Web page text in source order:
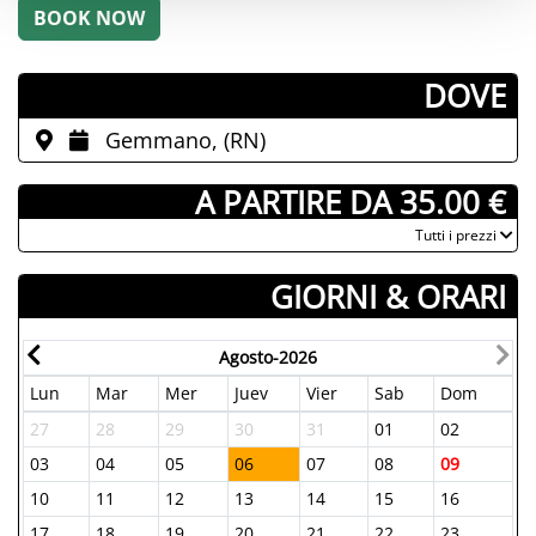
­DOVE
Gemmano, (RN)
­ A PARTIRE DA 35.00 €
­Tutti i prezzi
GIORNI & ORARI
Agosto-2026
Lun
Mar Mer Juev Vier Sab
Dom
27
28 29 30 31 01
02
03
04 05 06 07 08
09
10
11 12 13 14 15
16